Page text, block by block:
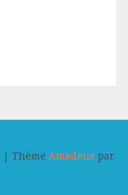
| Thème Amadeus par